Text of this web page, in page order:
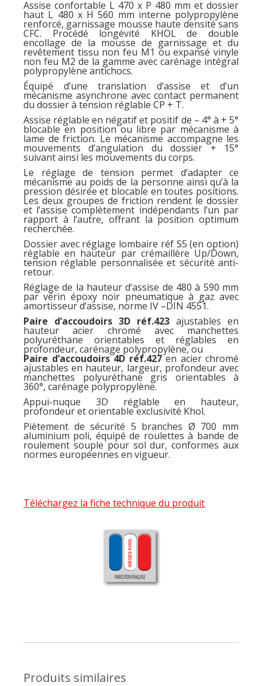
Assise confortable L 470 x P 480 mm et dossier
haut L 480 x H 560 mm interne polypropylène
renforcé, garnissage mousse haute densité sans
CFC. Procédé longévité KHOL de double
encollage de la mousse de garnissage et du
revêtement tissu non feu M1 ou expansé vinyle
non feu M2 de la gamme avec carénage intégral
polypropylène antichocs.
Équipé d’une translation d’assise et d’un
mécanisme asynchrone avec contact permanent
du dossier à tension réglable CP + T.
Assise réglable en négatif et positif de – 4° à + 5°
blocable en position ou libre par mécanisme à
lame de friction. Le mécanisme accompagne les
mouvements d’angulation du dossier + 15°
suivant ainsi les mouvements du corps.
Le réglage de tension permet d’adapter ce
mécanisme au poids de la personne ainsi qu’à la
pression désirée et blocable en toutes positions.
Les deux groupes de friction rendent le dossier
et l’assise complètement indépendants l’un par
rapport à l’autre, offrant la position optimum
recherchée.
Dossier avec réglage lombaire réf S5 (en option)
réglable en hauteur par crémaillère Up/Down,
tension réglable personnalisée et sécurité anti-
retour.
Réglage de la hauteur d’assise de 480 à 590 mm
par vérin époxy noir pneumatique à gaz avec
amortisseur d’assise, norme IV –DIN 4551.
Paire d’accoudoirs 3D réf.423 ajustables en
hauteur acier chromé avec manchettes
polyuréthane orientables et réglables en
profondeur, carénage polypropylène, ou
Paire d’accoudoirs 4D réf.427en acier chromé
ajustables en hauteur, largeur, profondeur avec
manchettes polyuréthane gris orientables à
360°, carénage polypropylène.
Appui-nuque 3D réglable en hauteur,
profondeur et orientable exclusivité Khol.
Piètement de sécurité 5 branches Ø 700 mm
aluminium poli, équipé de roulettes à bande de
roulement souple pour sol dur, conformes aux
normes européennes en vigueur.
Téléchargez la fiche technique du produit
Produits similaires